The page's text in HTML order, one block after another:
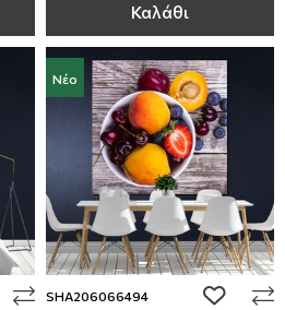
Καλάθι
to wishlist
Νέο
SHA206066494 add to